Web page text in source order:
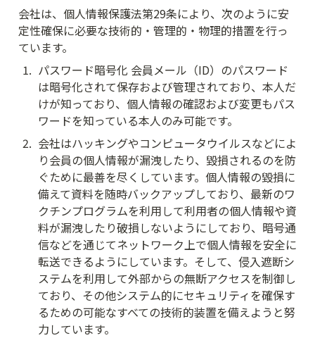
会社は、個人情報保護法第29条により、次のように安
定性確保に必要な技術的・管理的・物理的措置を行っ
ています。
1. パスワード暗号化 会員メール（ID）のパスワード
は暗号化されて保存および管理されており、本人だ
けが知っており、個人情報の確認および変更もパス
ワードを知っている本人のみ可能です。
2. 会社はハッキングやコンピュータウイルスなどによ
り会員の個人情報が漏洩したり、毀損されるのを防
ぐために最善を尽くしています。個人情報の毀損に
備えて資料を随時バックアップしており、最新のワ
クチンプログラムを利用して利用者の個人情報や資
料が漏洩したり破損しないようにしており、暗号通
信などを通じてネットワーク上で個人情報を安全に
転送できるようにしています。そして、侵入遮断シ
ステムを利用して外部からの無断アクセスを制御し
ており、その他システム的にセキュリティを確保す
るための可能なすべての技術的装置を備えようと努
力しています。